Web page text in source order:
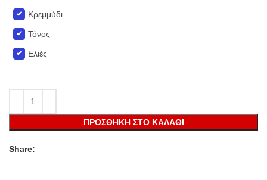
Κρεμμύδι
Τόνος
Ελιές
ΠΡΟΣΘΉΚΗ ΣΤΟ ΚΑΛΆΘΙ
Share: